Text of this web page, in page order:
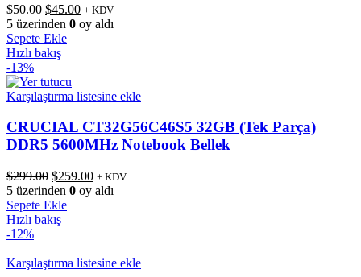
$50.00 Orijinal
fiyat:
$50.00.
$45.00Şu
andaki
+ KDV
5 üzerinden 0 oy aldı
Sepete Ekle
Hızlı bakış
-13%
Karşılaştırma listesine ekle
CRUCIAL CT32G56C46S5 32GB (Tek Parça)
DDR5 5600MHz Notebook Bellek
$299.00 Orijinal
fiyat:
$299.00.
$259.00Şu
andaki
+ KDV
5 üzerinden 0 oy aldı
Sepete Ekle
Hızlı bakış
-12%
Karşılaştırma listesine ekle